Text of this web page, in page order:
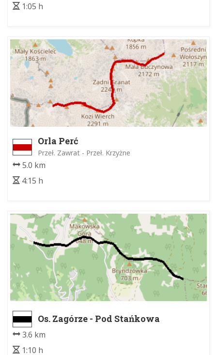
1:05 h
Orla Perć
Przeł. Zawrat - Przeł. Krzyżne
5.0 km
4:15 h
Os. Zagórze - Pod Stańkowa
3.6 km
1:10 h